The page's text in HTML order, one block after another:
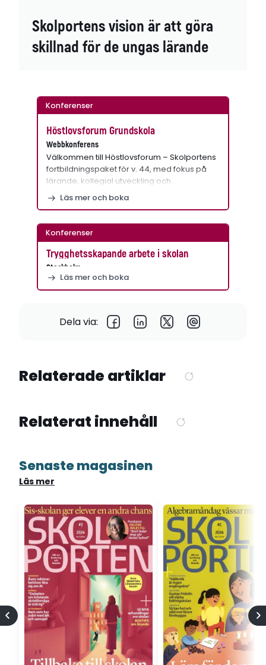
Skolportens vision är att göra
skillnad för de ungas lärande
Konferenser
Höstlovsforum Grundskola
Webbkonferens
Välkommen till Höstlovsforum – Skolportens
fortbildningspaket för v. 44, med fokus på
lärande, kollegial utveckling och…
Läs mer och boka
Konferenser
Trygghetsskapande arbete i skolan
Stockholm
Läs mer och boka
Dela via:
Relaterade artiklar
Relaterat innehåll
Senaste magasinen
Läs mer